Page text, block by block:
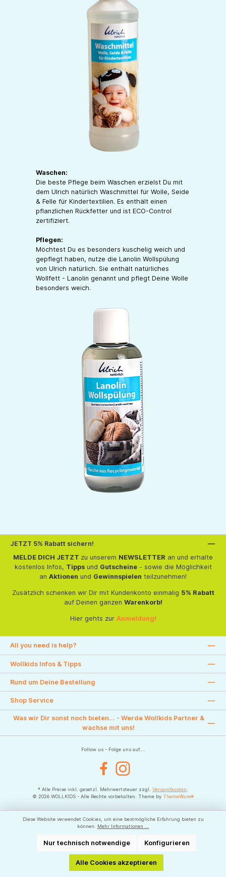
Waschen:
Die beste Pflege beim Waschen erzielst Du mit
dem Ulrich natürlich Waschmittel für Wolle, Seide
& Felle für Kindertextilien. Es enthält einen
pflanzlichen Rückfetter und ist ECO-Control
zertifiziert.
Pflegen:
Möchtest Du es besonders kuschelig weich und
gepflegt haben, nutze die Lanolin Wollspülung
von Ulrich natürlich. Sie enthält natürliches
Wollfett - Lanolin genannt und pflegt Deine Wolle
besonders weich.
JETZT 5% Rabatt sichern!
MELDE DICH JETZT zu unserem NEWSLETTER an und erhalte
kostenlos Infos, Tippsund Gutscheine- sowie die Möglichkeit
an Aktionen und Gewinnspielen teilzunehmen!
Zusätzlich schenken wir Dir mit Kundenkonto einmalig 5% Rabatt
auf Deinen ganzen Warenkorb!
Hier gehts zur Anmeldung!
All you need is help?
Wollkids Infos & Tipps
Rund um Deine Bestellung
Shop Service
Was wir Dir sonst noch bieten... - Werde Wollkids Partner &
wachse mit uns!
Follow us - Folge uns auf....
FacebookInstagram
* Alle Preise inkl. gesetzl. Mehrwertsteuer zzgl. Versandkosten
© 2026 WOLLKIDS - Alle Rechte vorbehalten. Theme by ThemeWare®
Diese Website verwendet Cookies, um eine bestmögliche Erfahrung bieten zu
können.
Mehr Informationen ...
Nur technisch notwendige Konfigurieren
Alle Cookies akzeptieren